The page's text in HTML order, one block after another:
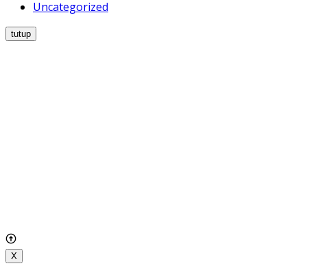
Uncategorized
tutup
X